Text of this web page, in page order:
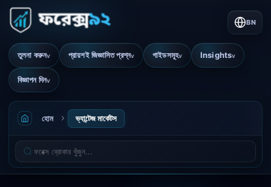
তুলনা করুনv প্রায়শই জিজ্ঞাসিত প্রশ্নv গাইডসমূহv Insightsv
বিজ্ঞাপন দিনv
BN
হোম ভ্যান্টেজ মার্কেটস